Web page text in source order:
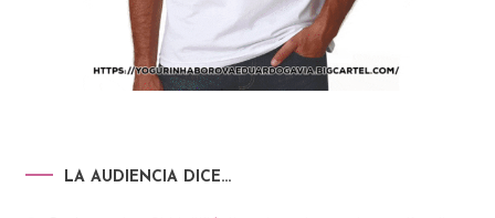
LA AUDIENCIA DICE…